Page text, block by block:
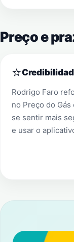
Preço e
⭐
Rodrigo Faro
no Preço do Gás
se sentir mais
e usar o